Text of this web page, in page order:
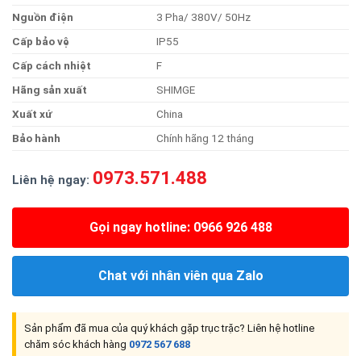
Nguồn điện
3 Pha/ 380V/ 50Hz
Cấp bảovệ
IP55
Cấp cách nhiệt
F
Hãng sản xuất
SHIMGE
Xuất xứ
China
Bảo hành Chính hãng 12 tháng
Liên hệ ngay: 0973.571.488
Gọi ngay hotline: 0966 926 488
Chat với nhân viên qua Zalo
Sản phẩm đã mua của quý khách gặp trục trặc? Liên hệ hotline
chăm sóc khách hàng 0972 567 688